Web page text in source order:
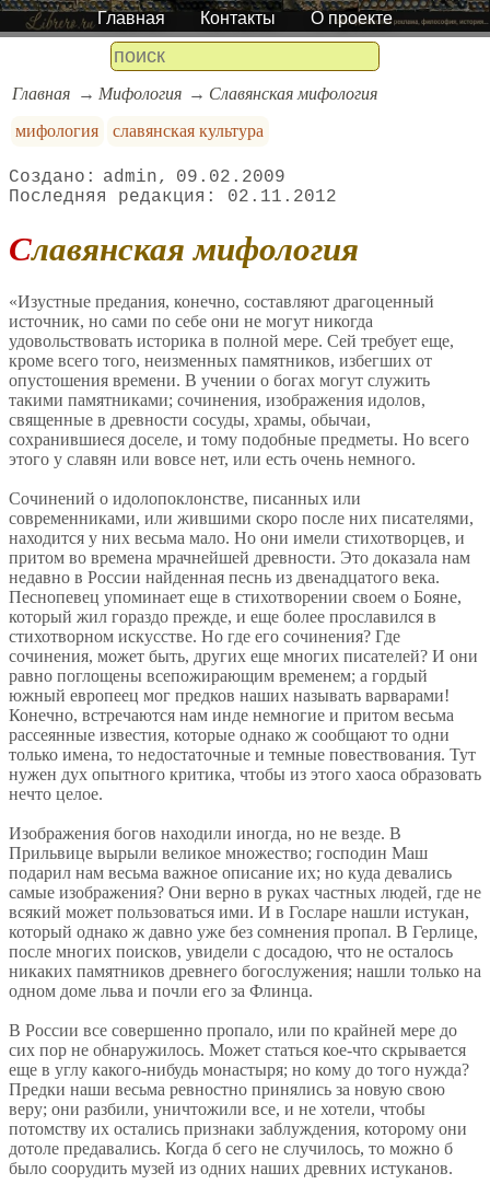
Главная Контакты О проекте
Главная Мифология
Славянская мифология
мифология
славянская культура
admin
09.02.2009
02.11.2012
Славянская мифология
«Изустные предания, конечно, составляют драгоценный
источник, но сами по себе они не могут никогда
удовольствовать историка в полной мере. Сей требует еще,
кроме всего того, неизменных памятников, избегших от
опустошения времени. В учении о богах могут служить
такими памятниками; сочинения, изображения идолов,
священные в древности сосуды, храмы, обычаи,
сохранившиеся доселе, и тому подобные предметы. Но всего
этого у славян или вовсе нет, или есть очень немного.
Сочинений о идолопоклонстве, писанных или
современниками, или жившими скоро после них писателями,
находится у них весьма мало. Но они имели стихотворцев, и
притом во времена мрачнейшей древности. Это доказала нам
недавно в России найденная песнь из двенадцатого века.
Песнопевец упоминает еще в стихотворении своем о Бояне,
который жил гораздо прежде, и еще более прославился в
стихотворном искусстве. Но где его сочинения? Где
сочинения, может быть, других еще многих писателей? И они
равно поглощены всепожирающим временем; а гордый
южный европеец мог предков наших называть варварами!
Конечно, встречаются нам инде немногие и притом весьма
рассеянные известия, которые однако ж сообщают то одни
только имена, то недостаточные и темные повествования. Тут
нужен дух опытного критика, чтобы из этого хаоса образовать
нечто целое.
Изображения богов находили иногда, но не везде. В
Прильвице вырыли великое множество; господин Маш
подарил нам весьма важное описание их; но куда девались
самые изображения? Они верно в руках частных людей, где не
всякий может пользоваться ими. И в Госларе нашли истукан,
который однако ж давно уже без сомнения пропал. В Герлице,
после многих поисков, увидели с досадою, что не осталось
никаких памятников древнего богослужения; нашли только на
одном доме льва и почли его за Флинца.
В России все совершенно пропало, или по крайней мере до
сих пор не обнаружилось. Может статься кое-что скрывается
еще в углу какого-нибудь монастыря; но кому до того нужда?
Предки наши весьма ревностно принялись за новую свою
веру; они разбили, уничтожили все, и не хотели, чтобы
потомству их остались признаки заблуждения, которому они
дотоле предавались. Когда б сего не случилось, то можно б
было соорудить музей из одних наших древних истуканов.